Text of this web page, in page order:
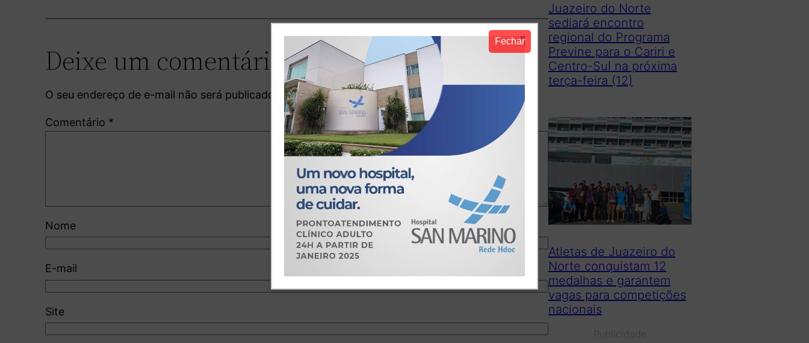
Fechar
Deixe um comentário
O seu endereço de e-mail não será publicado. Campos obrigatórios são marcados com
Comentário *
Nome
E-mail
Site
Juazeiro do Norte
sediará encontro
regional do Programa
Previne para o Cariri e
Centro-Sul na próxima
terça-feira (12)
Atletas de Juazeiro do
Norte conquistam 12
medalhas e garantem
vagas para competições
nacionais
Publicidade